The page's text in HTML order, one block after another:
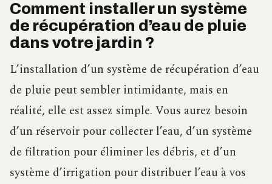
Comment installer un système
de récupération d’eau de pluie
dans votre jardin ?
L’installation d’un système de récupération d’eau
de pluie peut sembler intimidante, mais en
réalité, elle est assez simple. Vous aurez besoin
d’un réservoir pour collecter l’eau, d’un système
de filtration pour éliminer les débris, et d’un
système d’irrigation pour distribuer l’eau à vos